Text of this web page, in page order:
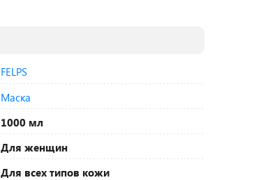
FELPS
Маска
1000 мл
Для женщин
Для всех типов кожи